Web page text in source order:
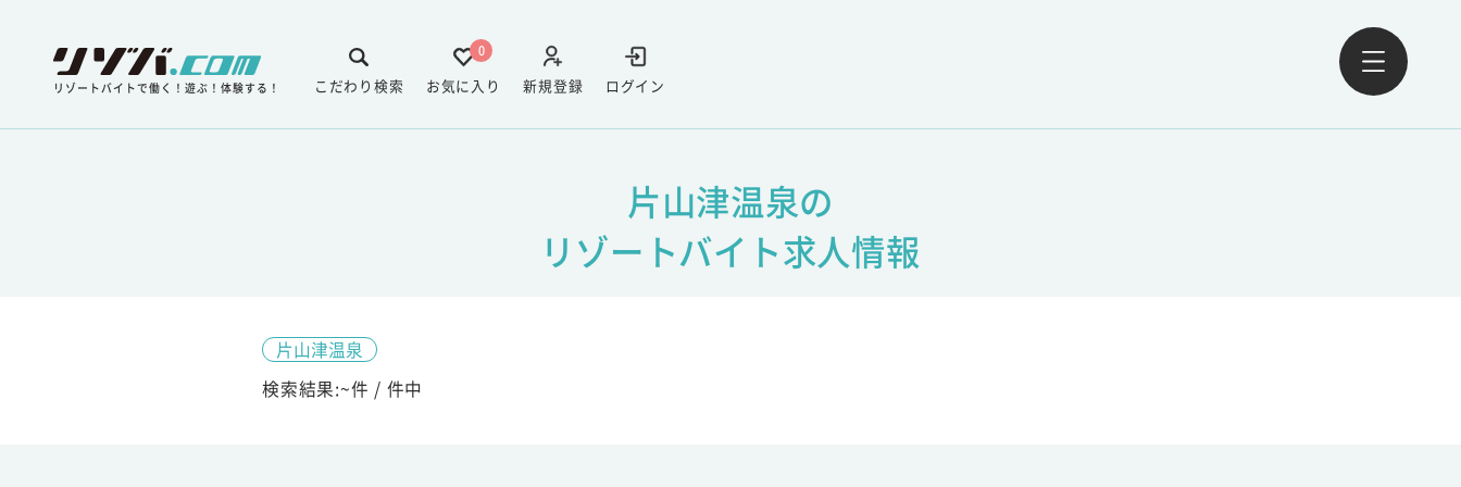
リゾートバイトで働く！遊ぶ！体験する！ ログイン
新規登録
0
お気に入り
こだわり検索
片山津温泉の
リゾートバイト求人情報
片山津温泉
検索結果:~件 / 件中